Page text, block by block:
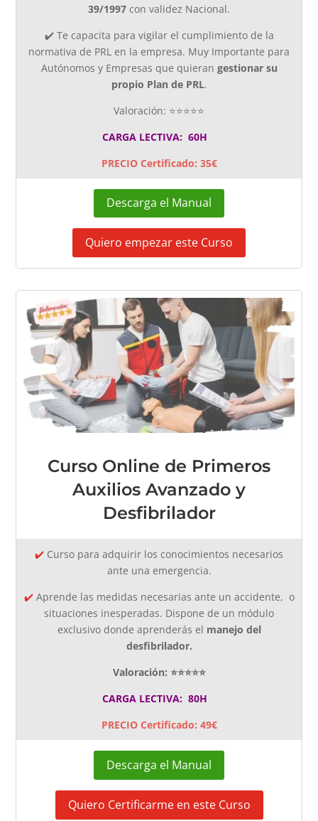
39/1997 con validez Nacional.
✔️ Te capacita para vigilar el cumplimiento de la
normativa de PRL en la empresa. Muy Importante para
Autónomos y Empresas que quieran gestionar su
propio Plan de PRL.
Valoración: ⭐⭐⭐⭐⭐
CARGA LECTIVA: 60H
PRECIO Certificado: 35€
Descarga el Manual
Quiero empezar este Curso
Curso Online de Primeros
Auxilios Avanzado y
Desfibrilador
✔️ Curso para adquirir los conocimientos necesarios
ante una emergencia.
✔️ Aprende las medidas necesarias ante un accidente, o
situaciones inesperadas. Dispone de un módulo
exclusivo donde aprenderás el manejo del
desfibrilador.
Valoración: ⭐⭐⭐⭐⭐
CARGA LECTIVA: 80H
PRECIO Certificado: 49€
Descarga el Manual
Quiero Certificarme en este Curso